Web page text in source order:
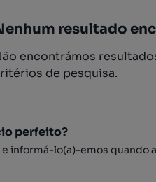
resultado
encontrámos
de pesquisa.
perfeito?
informá-lo(a)-emos quando